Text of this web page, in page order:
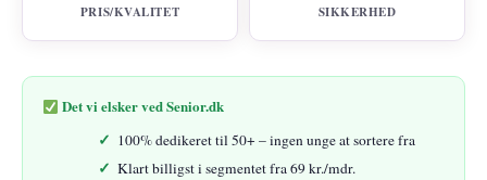
PRIS/KVALITET SIKKERHED
Det vi elsker ved Senior.dk
100% dedikeret til 50+ – ingen unge at sortere fra
Klart billigst i segmentet fra 69 kr./mdr.